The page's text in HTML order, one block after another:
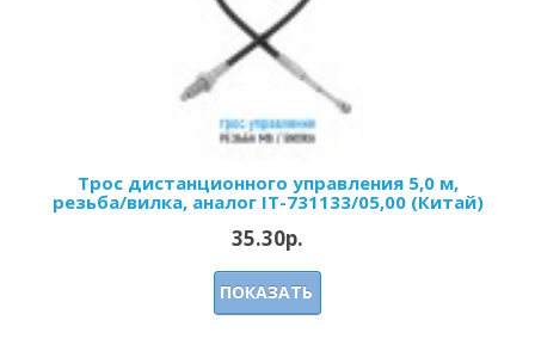
Трос дистанционного управления 5,0 м,
резьба/вилка, аналог IT-731133/05,00 (Китай)
35.30р.
ПОКАЗАТЬ